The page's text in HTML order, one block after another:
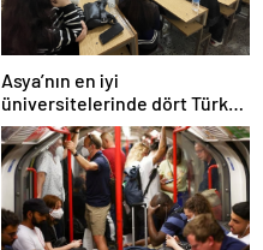
Asya’nın en iyi
üniversitelerinde dört Türk
okulu ilk 100’de